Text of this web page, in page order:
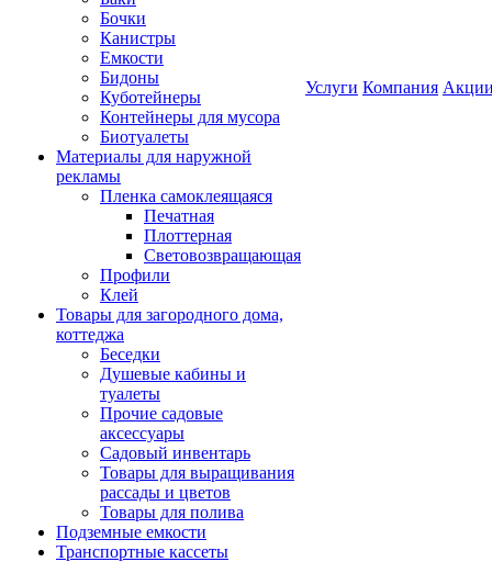
Бочки
Канистры
Емкости
Бидоны
Куботейнеры
Контейнеры для мусора
Биотуалеты
Материалы для наружной
рекламы
Пленка самоклеящаяся
Печатная
Плоттерная
Световозвращающая
Профили
Клей
Товары для загородного дома,
коттеджа
Беседки
Душевые кабины и
туалеты
Прочие садовые
аксессуары
Садовый инвентарь
Товары для выращивания
рассады и цветов
Товары для полива
Подземные емкости
Транспортные кассеты
Услуги Компания